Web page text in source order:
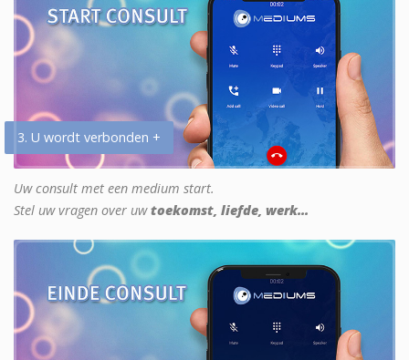
3. U wordt verbonden +
Uw consult met een medium start.
Stel uw vragen over uwtoekomst, liefde, werk...